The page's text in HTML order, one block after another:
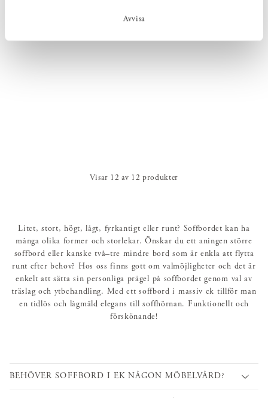
Avvisa
Visar 12 av 12 produkter
Litet, stort, högt, lågt, fyrkantigt eller runt? Soffbordet kan ha
många olika former och storlekar. Önskar du ett aningen större
soffbord eller kanske två–tre mindre bord som är enkla att flytta
runt efter behov? Hos oss finns gott om valmöjligheter och det är
enkelt att sätta sin personliga prägel på soffbordet genom val av
träslag och ytbehandling. Med ett soffbord i massiv ek tillför man
en tidlös och lågmäld elegans till soffhörnan. Funktionellt och
förskönande!
BEHÖVER SOFFBORD I EK NÅGON MÖBELVÅRD?